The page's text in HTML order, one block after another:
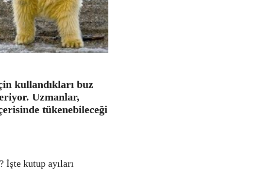
kullandıkları buz
Uzmanlar,
tükenebileceği
İşte kutup ayıları